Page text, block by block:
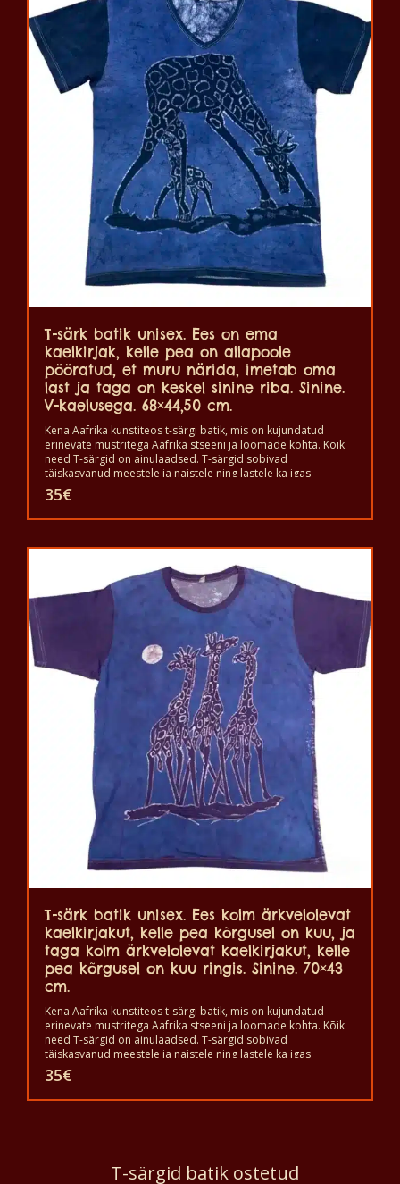
T-särk batik unisex. Ees on ema
kaelkirjak, kelle pea on allapoole
pööratud, et muru närida, imetab oma
last ja taga on keskel sinine riba. Sinine.
V-kaelusega. 68×44,50 cm.
Kena Aafrika kunstiteos t-särgi batik, mis on kujundatud
erinevate mustritega Aafrika stseeni ja loomade kohta. Kõik
need T-särgid on ainulaadsed. T-särgid sobivad
täiskasvanud meestele ja naistele ning lastele ka igas
suuruses. T-särki võib pesta pesumasinas 40°C juures. Ja ei
anna värvi välja. T-särk on 100% puuvillane.
35€
T-särk batik unisex. Ees kolm ärkvelolevat
kaelkirjakut, kelle pea kõrgusel on kuu, ja
taga kolm ärkvelolevat kaelkirjakut, kelle
pea kõrgusel on kuu ringis. Sinine. 70×43
cm.
Kena Aafrika kunstiteos t-särgi batik, mis on kujundatud
erinevate mustritega Aafrika stseeni ja loomade kohta. Kõik
need T-särgid on ainulaadsed. T-särgid sobivad
täiskasvanud meestele ja naistele ning lastele ka igas
suuruses. T-särki võib pesta pesumasinas 40°C juures. Ja ei
anna värvi välja. T-särk on 100% puuvillane.
35€
T-särgid batik ostetud